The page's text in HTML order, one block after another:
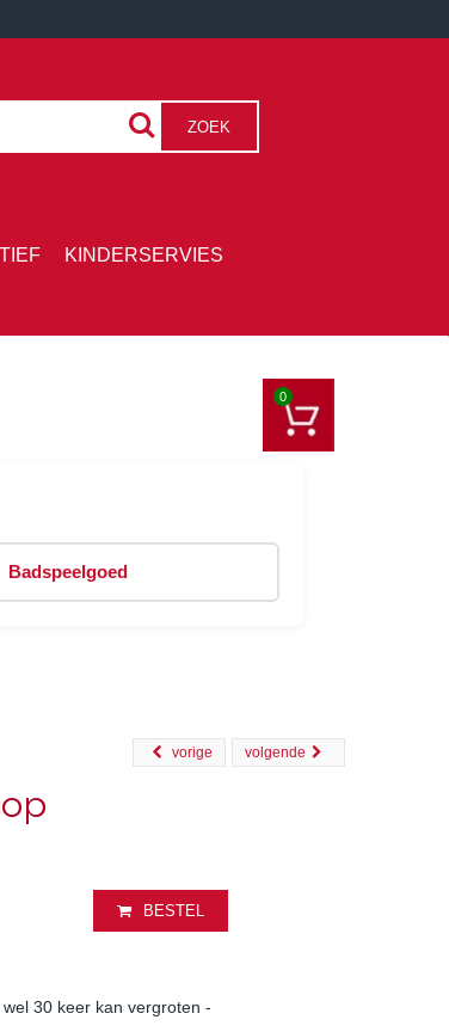
ZOEK
KINDERSERVIES
0
Badspeelgoed
volgende
vorige
BESTEL
30 keer kan vergroten -